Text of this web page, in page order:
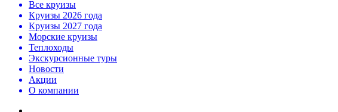
Все круизы
Круизы 2026 года
Круизы 2027 года
Морские круизы
Теплоходы
Экскурсионные туры
Новости
Акции
О компании